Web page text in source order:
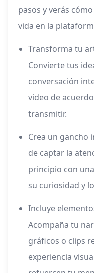
pasos y verás
vida en la
Transforma tu
Convierte tus
conversación
video de
transmitir.
Crea un gancho
de captar la
principio con
su curiosidad y
Incluye
Acompaña tu
gráficos o clips
experiencia